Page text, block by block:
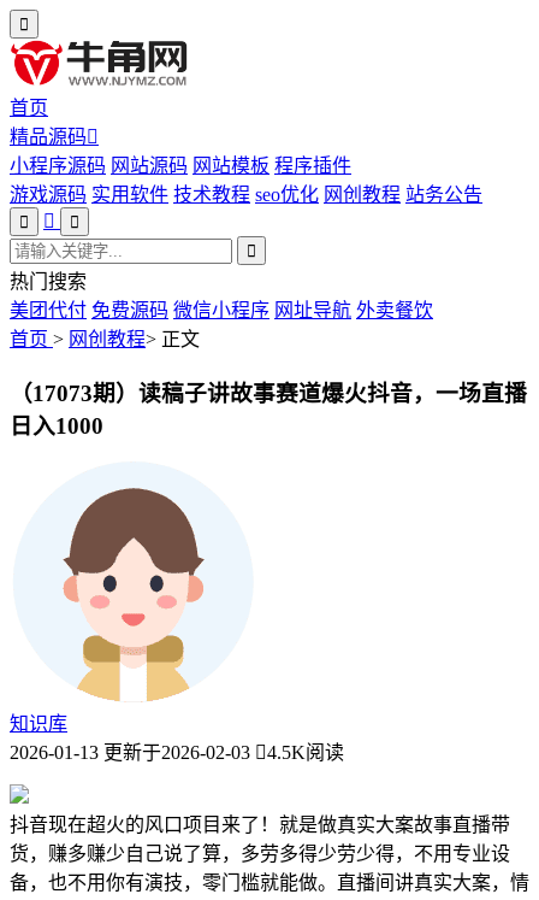
首页
精品源码
小程序源码 网站源码 网站模板 程序插件
游戏源码 实用软件 技术教程 seo优化 网创教程 站务公告
热门搜索
美团代付 免费源码 微信小程序 网址导航 外卖餐饮
首页 > 网创教程> 正文
（17073期）读稿子讲故事赛道爆火抖音，一场直播
日入1000
知识库
2026-01-13 更新于2026-02-03 4.5K阅读
抖音现在超火的风口项目来了！就是做真实大案故事直播带
货，赚多赚少自己说了算，多劳多得少劳少得，不用专业设
备，也不用你有演技，零门槛就能做。直播间讲真实大案，情